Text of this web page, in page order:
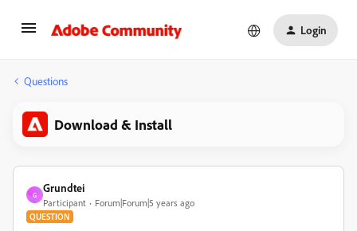
Login
Questions
Download & Install
G
Grundtei
Participant Forum|Forum|5 years ago
QUESTION